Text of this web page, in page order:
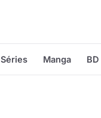
Séries Manga BD